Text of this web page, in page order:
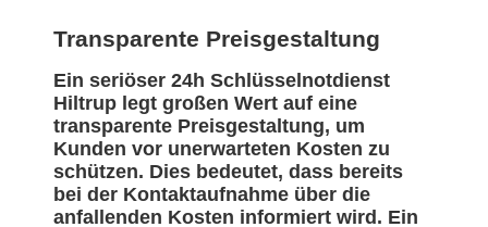
Transparente Preisgestaltung
Ein seriöser 24h Schlüsselnotdienst
Hiltrup legt großen Wert auf eine
transparente Preisgestaltung, um
Kunden vor unerwarteten Kosten zu
schützen. Dies bedeutet, dass bereits
bei der Kontaktaufnahme über die
anfallenden Kosten informiert wird. Ein